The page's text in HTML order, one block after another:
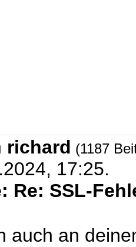
richard (1187
17:25.
Re: SSL-
auch an